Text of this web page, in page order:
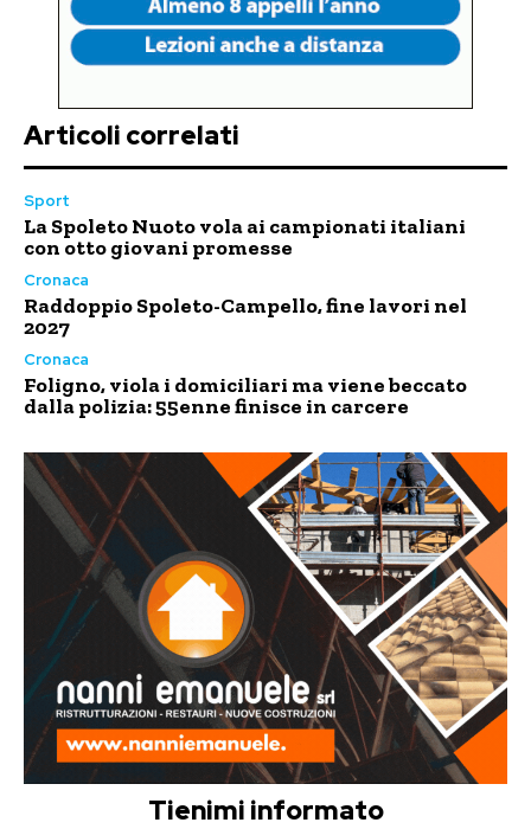
Articoli correlati
Sport
La Spoleto Nuoto vola ai campionati italiani
con otto giovani promesse
Cronaca
Raddoppio Spoleto-Campello, fine lavori nel
2027
Cronaca
Foligno, viola i domiciliari ma viene beccato
dalla polizia: 55enne finisce in carcere
Tienimi informato